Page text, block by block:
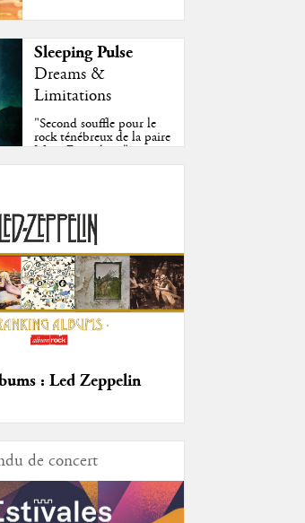
Sleeping Pulse
Dreams &
Limitations
"Second souffle pour le
rock ténébreux de la paire
Moss-Fazendeiro"
: Led Zeppelin
de concert